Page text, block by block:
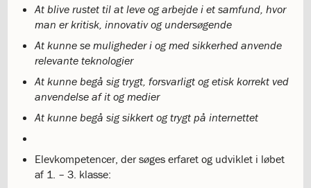
af
Institut
Jeanne
d’Arc
1.17:
Markering
af
katastrofen
på
d’Arc
1.18:
Bestyrelsen
At blive rustet til at leve og arbejde i et samfund, hvor
man er kritisk, innovativ og undersøgende
At kunne se muligheder i og med sikkerhed anvende
relevante teknologier
At kunne begå sig trygt, forsvarligt og etisk korrekt ved
anvendelse af it og medier
At kunne begå sig sikkert og trygt på internettet
Elevkompetencer, der søges erfaret og udviklet i løbet
af 1. – 3. klasse: